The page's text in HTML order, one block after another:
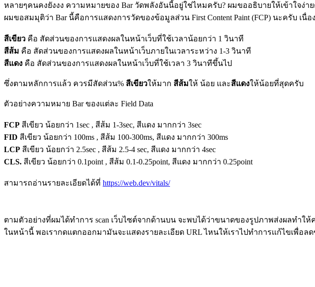
หลายๆคนคงยังงง ความหมายของ Bar วัดพลังอันนี้อยู่ใช่ไหมครับ? ผมขออธิบายให้เข้าใจง่า
ผมขอสมมุติว่า Bar นี้คือการแสดงการวัดของข้อมูลส่วน First Content Paint (FCP) นะครับ เนื่
สีเขียว คือ สัดส่วนของการแสดงผลในหน้าเว็บที่ใช้เวลาน้อยกว่า 1 วินาที
สีส้ม คือ สัดส่วนของการแสดงผลในหน้าเว็บภายในเวลาระหว่าง 1-3 วินาที
สีแดง คือ สัดส่วนของการแสดงผลในหน้าเว็บที่ใช้เวลา 3 วินาทีขึ้นไป
ซึ่งตามหลักการเเล้ว ควรมีสัดส่วน% สีเขียวให้มาก สีส้มให้ น้อย และสีแดงให้น้อยที่สุดครับ
ตัวอย่างความหมาย Bar ของแต่ละ Field Data
FCP สีเขียว น้อยกว่า 1sec , สีส้ม 1-3sec, สีแดง มากกว่า 3sec
FID สีเขียว น้อยกว่า 100ms , สีส้ม 100-300ms, สีแดง มากกว่า 300ms
LCP สีเขียว น้อยกว่า 2.5sec , สีส้ม 2.5-4 sec, สีแดง มากกว่า 4sec
CLS. สีเขียว น้อยกว่า 0.1point , สีส้ม 0.1-0.25point, สีแดง มากกว่า 0.25point
สามารถอ่านรายละเอียดได้ที่ https://web.dev/vitals/
ตามตัวอย่างที่ผมได้ทำการ scan เว็บไซต์จากด้านบน จะพบได้ว่าขนาดของรูปภาพส่งผลทำใ
ในหน้านี้ พอเรากดแตกออกมามันจะแสดงรายละเอียด URL ไหนให้เราไปทำการเเก้ไขเพื่อล